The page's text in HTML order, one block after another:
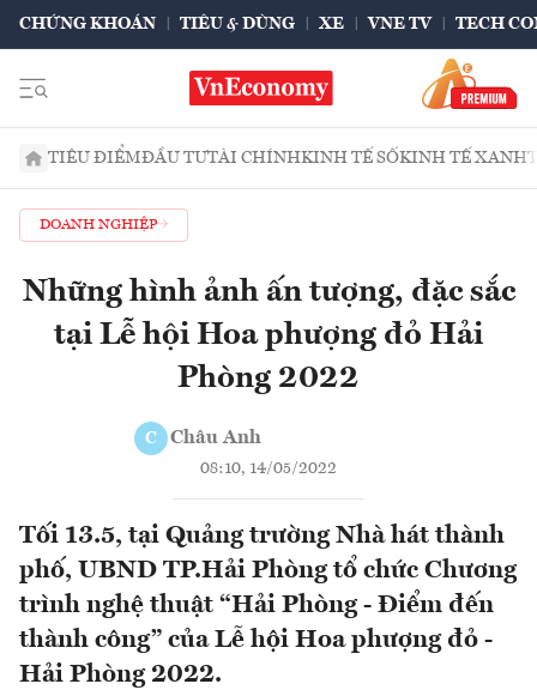
CHỨNG KHOÁN TIÊU & DÙNG XE VNE TV TECH
TIÊU ĐIỂMĐẦU TƯTÀI CHÍNHKINH TẾ SỐKINH TẾ XANH
DOANH NGHIỆP
Những hình ảnh ấn tượng, đặc sắc
tại Lễ hội Hoa phượng đỏ Hải
Phòng 2022
C Châu Anh
08:10, 14/05/2022
Tối 13.5, tại Quảng trường Nhà hát thành
phố, UBND TP.Hải Phòng tổ chức Chương
trình nghệ thuật “Hải Phòng - Điểm đến
thành công” của Lễ hội Hoa phượng đỏ -
Hải Phòng 2022.